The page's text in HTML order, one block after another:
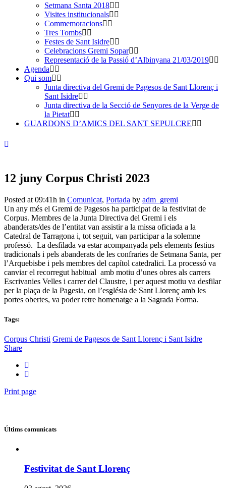
Setmana Santa 2018
Visites institucionals
Commemoracions
Tres Tombs
Festes de Sant Isidre
Celebracions Gremi Sopar
Representació de la Passió d’Albinyana 21/03/2019
Agenda
Qui som
Junta directiva del Gremi de Pagesos de Sant Llorenç i
Sant Isidre
Junta directiva de la Secció de Senyores de la Verge de
la Pietat
GUARDONS D’AMICS DEL SANT SEPULCRE
12 juny Corpus Christi 2023
Posted at 09:41h in Comunicat, Portada by adm_gremi
Un any més el Gremi de Pagesos ha participat de la festivitat de
Corpus. Membres de la Junta Directiva del Gremi i els
abanderats/des de l’entitat van assistir a la missa oficiada a la
Catedral de Tarragona i, tot seguit, van participar a la solemne
professó. La desfilada va estar acompanyada pels elements festius
tradicionals i pels abanderats de les confraries de Setmana Santa, per
l’Arquebisbe i pels membres del capítol catedralici. La processó va
canviar el recorregut habitual amb motiu d’unes obres als carrers
Escrivanies Velles i carrer del Claustre, i per aquest motiu va desfilar
per la plaça de la Pagesia, on l’església de Sant Llorenç amb les
portes obertes, va poder retre homenatge a la Sagrada Forma.
Tags:
Corpus Christi Gremi de Pagesos de Sant Llorenç i Sant Isidre
Share
Print page
Últims comunicats
Festivitat de Sant Llorenç